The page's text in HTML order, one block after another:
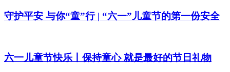
守护平安 与你“童”行 | “六一”儿童节的第一份安全
六一儿童节快乐丨保持童心 就是最好的节日礼物